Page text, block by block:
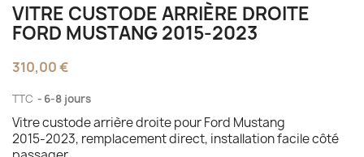
VITRE CUSTODE ARRIÈRE DROITE
FORD MUSTANG 2015‑2023
310,00 €
TTC 6-8 jours
Vitre custode arrière droite pour Ford Mustang
2015‑2023, remplacement direct, installation facile côté